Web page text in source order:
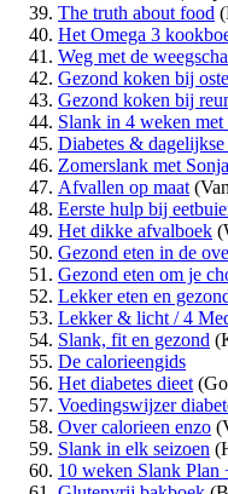
The truth about food
Het Omega 3
Weg met de
Gezond koken bij
Gezond koken bij
Slank in 4 weken
Diabetes & dagelijkse
Zomerslank met Sonja
Afvallen op maat
Eerste hulp bij
Het dikke afvalboek
Gezond eten in de
Gezond eten om je
Lekker eten en
Lekker & licht / 4
Slank, fit en gezond
De calorieengids
Het diabetes dieet
Voedingswijzer
Over calorieen enzo
Slank in elk seizoen
10 weken Slank Plan